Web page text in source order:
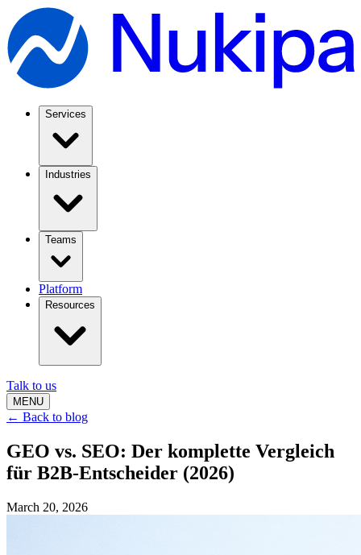
Services
Industries
Teams
Platform
Resources
Talk to us
MENU
← Back to blog
GEO vs. SEO: Der komplette Vergleich
für B2B-Entscheider (2026)
March 20, 2026